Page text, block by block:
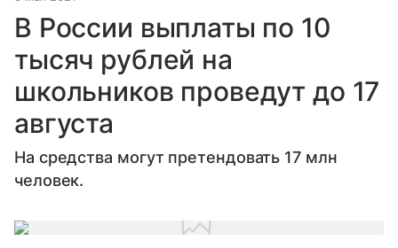
В России выплаты по 10
тысяч рублей на
школьников проведут до 17
августа
На средства могут претендовать 17 млн
человек.